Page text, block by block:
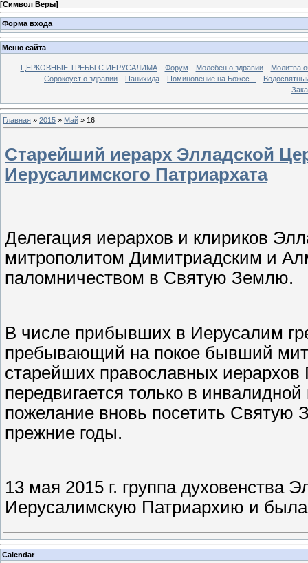
[Символ Веры]
Форма входа
Меню сайта
ЦЕРКОВНЫЕ ТРЕБЫ С ИЕРУСАЛИМА Форум Молебен о здравии
Молитва
Сорокоуст о здравии
Панихида Поминовение на Божес...
Главная » 2015 » Май » 16
Старейший иерарх Элладской
Иерусалимского Патриархата
Делегация иерархов и клириков
митрополитом Димитриадским и
паломничеством в Святую Землю.
В числе прибывших в Иерусалим
пребывающий на покое бывший
старейших православных
передвигается только в
пожелание вновь посетить Святую
прежние годы.
13 мая 2015 г. группа духовенства
Иерусалимскую Патриархию и
Calendar